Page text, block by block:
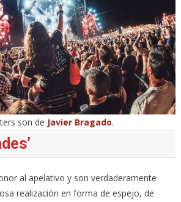
son de Javier Bragado.
al apelativo y son verdaderamente
realización en forma de espejo, de